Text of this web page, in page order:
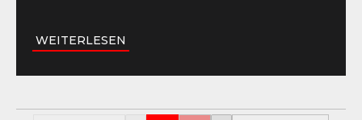
WEITERLESEN